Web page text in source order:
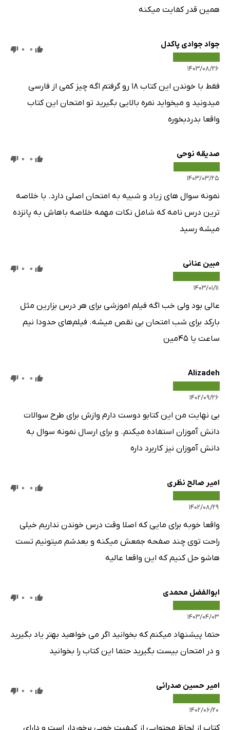
همین قدر کفایت میکنه
جواد جوادی پاکدل
۱۴۰۳/۰۸/۲۶
0
0
فقط با خوندن این کتاب ۱۸ رو گرفتم اگه چیز کمی از فارسی
میدونید و میخواید نمره بالایی بگیرید تو امتحان این کتاب
واقعا بدردبخوره
صدیقه نوحی
۱۴۰۳/۰۳/۲۵
0
0
نمونه سوال های زیاد و شبیه به امتحان اصلی دارد. با خلاصه
ترین درس نامه که شامل نکات مهمه خلاصه باهاش به پانزده
میشه رسید
مبین عنانی
۱۴۰۳/۰۱/۱۱
0
0
عالی بود ولی خب اگه فیلم اموزشی برای هر درس بزارین مثل
بارکد برای شب امتحان بی نقص میشه. فیلم‌های حدودا نیم
ساعت یا 45مین
Alizadeh
۱۴۰۲/۰۹/۲۶
0
0
بی نهایت من این کتابو دوست دارم وازش برای طرح سوالات
دانش آموزان استفاده میکنم. و برای ارسال نمونه سوال به
دانش آموزان نیز کاربرد داره
امیر صالح نظری
۱۴۰۲/۰۸/۲۹
0
0
واقعا خوبه برای مایی که اصلا وقت درس خوندن نداریم خیلی
راحت توی چند صفحه جمعش میکنه و بعدشم میتونیم تست
هاشو حل کنیم که این واقعا عالیه
ابوالفضل محمدی
۱۴۰۳/۰۴/۰۳
0
0
حتما پیشنهاد میکنم که بخوانید اگر می خواهید بهتر یاد بگیرید
و در امتحان بیست بگیرید حتما این کتاب را بخوانید
امیر حسین صدرائی
۱۴۰۲/۰۶/۲۰
0
0